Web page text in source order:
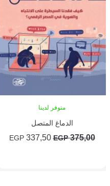
متوفر لدينا
الدماغ المتصل
375,00
EGPالسعر
337,50
EGPالسعر